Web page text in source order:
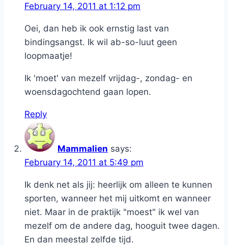
February 14, 2011 at 1:12 pm
Oei, dan heb ik ook ernstig last van
bindingsangst. Ik wil ab-so-luut geen
loopmaatje!
Ik 'moet' van mezelf vrijdag-, zondag- en
woensdagochtend gaan lopen.
Reply
Mammalien says:
February 14, 2011 at 5:49 pm
Ik denk net als jij: heerlijk om alleen te kunnen
sporten, wanneer het mij uitkomt en wanneer
niet. Maar in de praktijk "moest" ik wel van
mezelf om de andere dag, hooguit twee dagen.
En dan meestal zelfde tijd.